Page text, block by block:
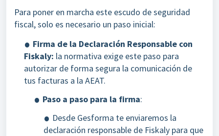
Para poner en marcha este escudo de seguridad
fiscal, solo es necesario un paso inicial:
Firma de la Declaración Responsable con
Fiskaly: la normativa exige este paso para
autorizar de forma segura la comunicación de
tus facturas a la AEAT.
Paso a paso para la firma:
Desde Gesforma te enviaremos la
declaración responsable de Fiskaly para que